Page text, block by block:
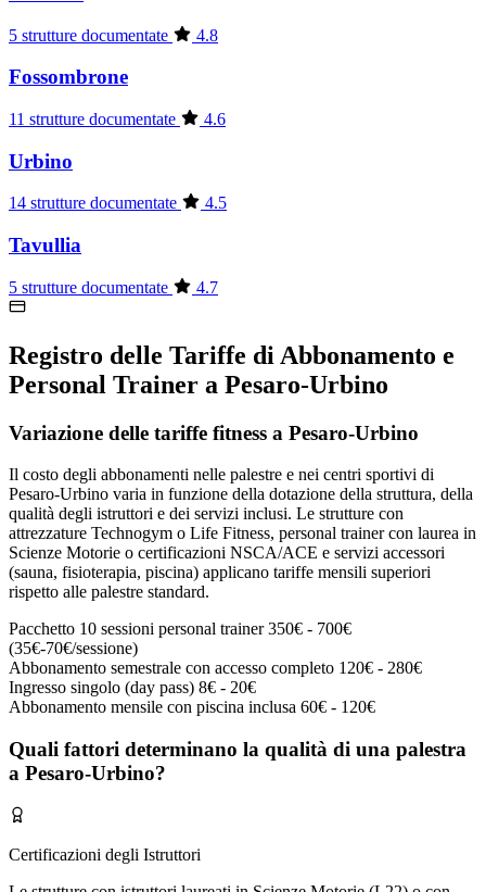
5 strutture documentate 4.8
Fossombrone
11 strutture documentate 4.6
Urbino
14 strutture documentate 4.5
Tavullia
5 strutture documentate 4.7
Registro delle Tariffe di Abbonamento e
Personal Trainer a Pesaro-Urbino
Variazione delle tariffe fitness a Pesaro-Urbino
Il costo degli abbonamenti nelle palestre e nei centri sportivi di
Pesaro-Urbino varia in funzione della dotazione della struttura, della
qualità degli istruttori e dei servizi inclusi. Le strutture con
attrezzature Technogym o Life Fitness, personal trainer con laurea in
Scienze Motorie o certificazioni NSCA/ACE e servizi accessori
(sauna, fisioterapia, piscina) applicano tariffe mensili superiori
rispetto alle palestre standard.
Pacchetto 10 sessioni personal trainer 350€ - 700€
(35€-70€/sessione)
Abbonamento semestrale con accesso completo 120€ - 280€
Ingresso singolo (day pass) 8€ - 20€
Abbonamento mensile con piscina inclusa 60€ - 120€
Quali fattori determinano la qualità di una palestra
a Pesaro-Urbino?
Certificazioni degli Istruttori